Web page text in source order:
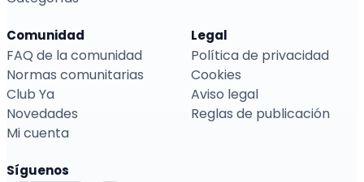
Comunidad
FAQ de la comunidad
Normas comunitarias
Club Ya
Novedades
Mi cuenta
Legal
Política de privacidad
Cookies
Aviso legal
Reglas de publicación
Síguenos